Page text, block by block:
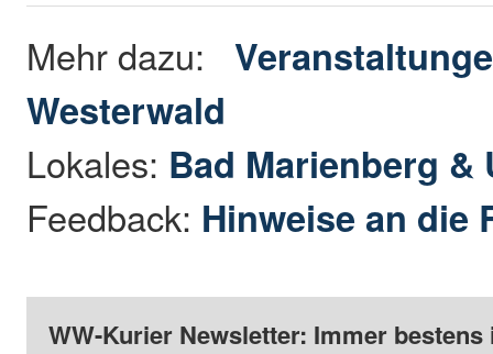
Mehr dazu:
Westerwald
Lokales: Bad Marienberg &
Feedback: Hinweise an die
WW-Kurier Newsletter: Immer